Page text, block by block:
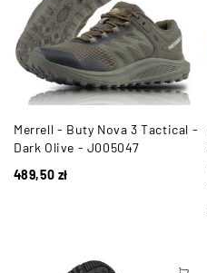
Merrell - Buty Nova 3 Tactical -
Dark Olive - J005047
489,50 zł